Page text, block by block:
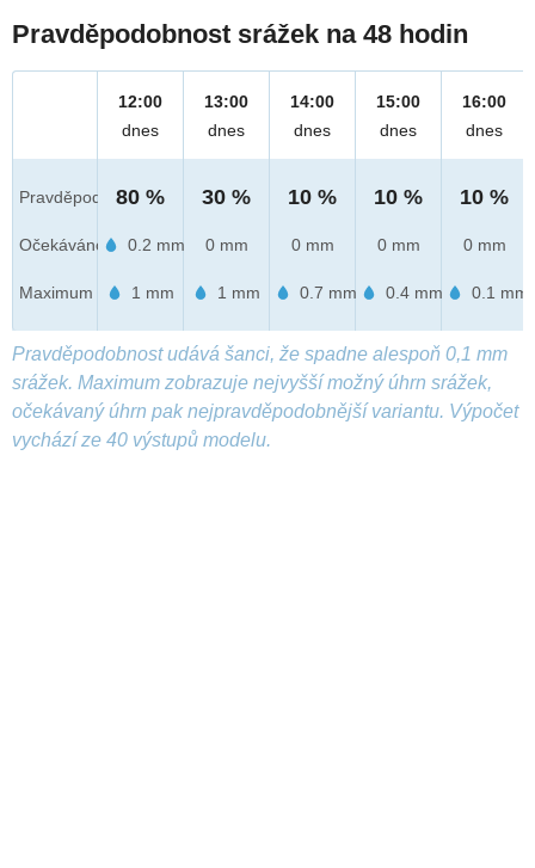
Pravděpodobnost srážek na 48 hodin
Pravděpod.
Očekáváno
Maximum
12:00
dnes
80 %
0.2 mm
1 mm
13:00
dnes
30 %
0 mm
1 mm
14:00
dnes
10 %
0 mm
0.7 mm
15:00
dnes
10 %
0 mm
0.4 mm
16:00
dnes
10 %
0 mm
0.1 mm
Pravděpodobnost udává šanci, že spadne alespoň 0,1 mm
srážek. Maximum zobrazuje nejvyšší možný úhrn srážek,
očekávaný úhrn pak nejpravděpodobnější variantu. Výpočet
vychází ze 40 výstupů modelu.